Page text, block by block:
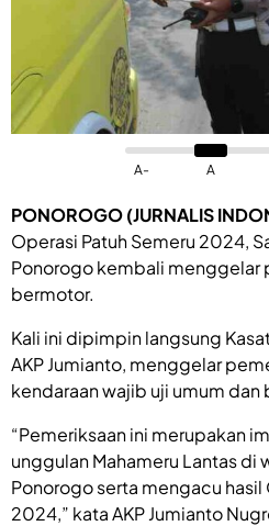
A- A
PONOROGO (JURNALIS
Operasi Patuh Semeru 2024,
Ponorogo kembali menggelar
bermotor.
Kali ini dipimpin langsung
AKP Jumianto, menggelar
kendaraan wajib uji umum dan
“Pemeriksaan ini merupakan
unggulan Mahameru Lantas di
Ponorogo serta mengacu hasil
2024,” kata AKP Jumianto